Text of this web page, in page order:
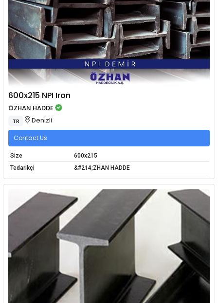
600x215 NPI Iron
ÖZHAN HADDE
TR Denizli
Contact Us
Size
600x215
Tedarikçi
&#214;ZHAN HADDE